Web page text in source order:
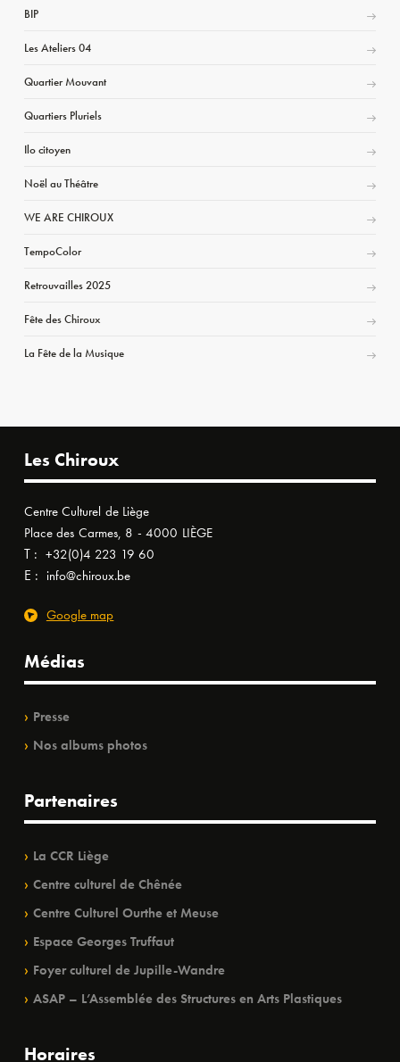
BIP
Les Ateliers 04
Quartier Mouvant
Quartiers Pluriels
Ilo citoyen
Noël au Théâtre
WE ARE CHIROUX
TempoColor
Retrouvailles 2025
Fête des Chiroux
La Fête de la Musique
Les Chiroux
Centre Culturel de Liège
Place des Carmes, 8 - 4000 LIÈGE
T : +32(0)4 223 19 60
E : info@chiroux.be
Google map
Médias
Presse
Nos albums photos
Partenaires
La CCR Liège
Centre culturel de Chênée
Centre Culturel Ourthe et Meuse
Espace Georges Truffaut
Foyer culturel de Jupille-Wandre
ASAP – L’Assemblée des Structures en Arts Plastiques
Horaires